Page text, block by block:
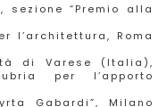
“Premio alla
l’architettura, Roma
di Varese (Italia),
per l’apporto
Gabardi”, Milano